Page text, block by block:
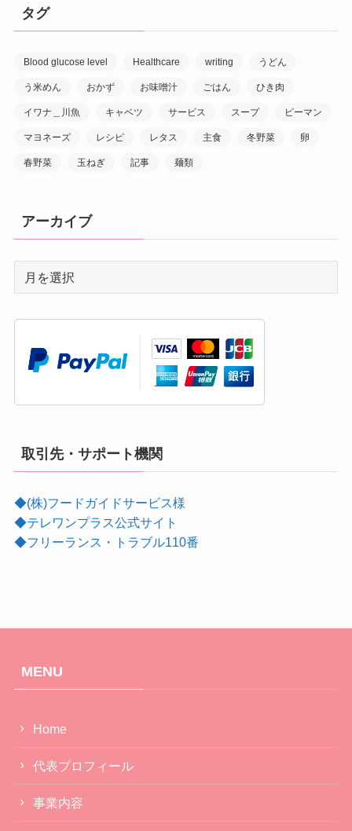
タグ
Blood glucose level Healthcare writing うどん
う米めん おかず お味噌汁 ごはん ひき肉
イワナ＿川魚 キャベツ サービス スープ ピーマン
マヨネーズ レシピ レタス 主食 冬野菜 卵
春野菜 玉ねぎ 記事 麺類
アーカイブ
取引先・サポート機関
◆(株)フードガイドサービス様
◆テレワンプラス公式サイト
◆フリーランス・トラブル110番
MENU
Home
代表プロフィール
事業内容